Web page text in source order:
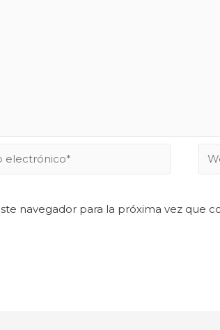
navegador para la próxima vez que